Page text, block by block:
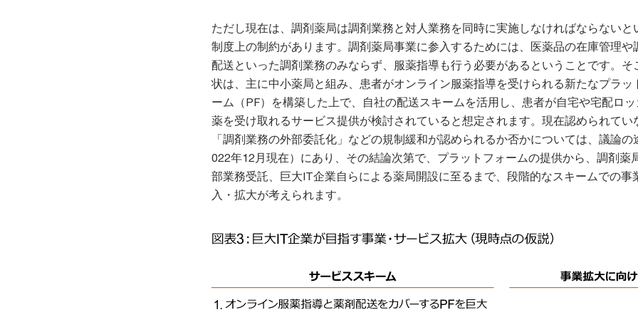
ただし現在は、調剤薬局は調剤業務と対人業務を同時に実施しなければならないと
制度上の制約があります。調剤薬局事業に参入するためには、医薬品の在庫管理や
配送といった調剤業務のみならず、服薬指導も行う必要があるということです。そ
状は、主に中小薬局と組み、患者がオンライン服薬指導を受けられる新たなプラッ
ーム（PF）を構築した上で、自社の配送スキームを活用し、患者が自宅や宅配ロ
薬を受け取れるサービス提供が検討されていると想定されます。現在認められてい
「調剤業務の外部委託化」などの規制緩和が認められるか否かについては、議論の
022年12月現在）にあり、その結論次第で、プラットフォームの提供から、調剤薬
部業務受託、巨大IT企業自らによる薬局開設に至るまで、段階的なスキームでの事
入・拡大が考えられます。